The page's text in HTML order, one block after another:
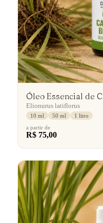
Óleo Essencial de
Elionurus latiflorus
10 ml 50 ml
1 litro
a partir de
R$ 75,00